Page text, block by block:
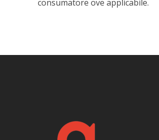
consumatore ove applicabile.